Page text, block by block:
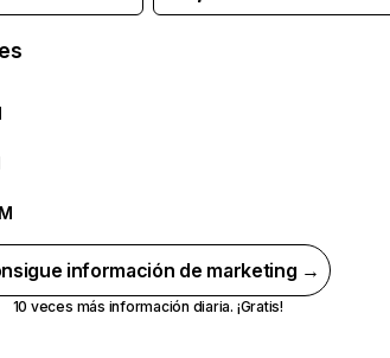
información de marketing →
10 veces más información diaria. ¡Gratis!